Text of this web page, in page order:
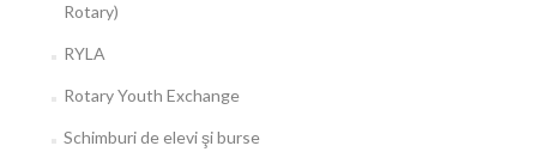
Rotary)
RYLA
Rotary Youth Exchange
Schimburi de elevi şi burse